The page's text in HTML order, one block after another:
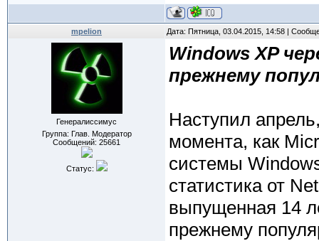
mpelion Дата: Пятница, 03.04.2015, 14:58 |
Генералиссимус
Группа: Глав. Модератор
Сообщений: 25661
Статус:
Windows XP
прежнему
Наступил
момента, как
системы
статистика от
выпущенная 14
прежнему